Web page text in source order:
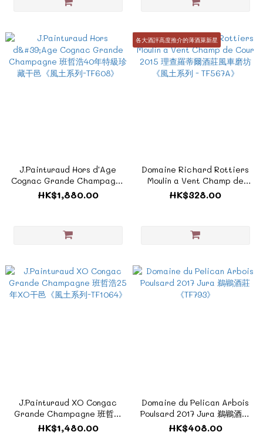
J.Painturaud Hors d'Age
Cognac Grande Champagne
班哲浩40年特級珍藏干邑《風
土系列-TF608》
HK$1,880.00
各大酒評高度推介的薄酒萊新星
Domaine Richard Rottiers
Moulin a Vent Champ de
Cour 2015 理查羅蒂爾酒莊風
車磨坊《風土系列 - TF567A》
HK$328.00
J.Painturaud XO Congac
Grande Champagne 班哲浩
25年XO干邑《風土系列-
TF1064》
HK$1,480.00
Domaine du Pelican Arbois
Poulsard 2017 Jura 鵜鶘酒莊
《TF793》
HK$408.00